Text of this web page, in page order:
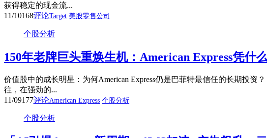
获得稳定的现金流...
11/10168评论Target 美股零售公司
个股分析
150年老牌巨头重焕生机：American Express凭什
价值股中的成长明星：为何American Express仍是巴菲特最信任的长期投
往，在强劲的...
11/09177评论American Express 个股分析
个股分析